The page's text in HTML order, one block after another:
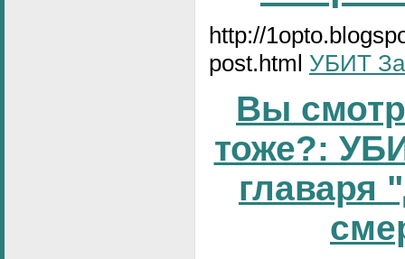
http://
post.html УБИТ
Вы
тоже?:
главаря